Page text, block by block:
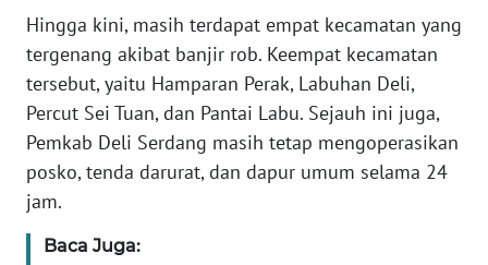
Hingga kini, masih terdapat empat kecamatan yang
tergenang akibat banjir rob. Keempat kecamatan
tersebut, yaitu Hamparan Perak, Labuhan Deli,
Percut Sei Tuan, dan Pantai Labu. Sejauh ini juga,
Pemkab Deli Serdang masih tetap mengoperasikan
posko, tenda darurat, dan dapur umum selama 24
jam.
Baca Juga:
SUMBAR
WN
SUMSEL
BENGKULU
WN